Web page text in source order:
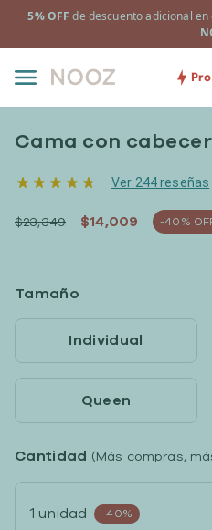
+ Almohadas Essential 2
Cama con
Ver 244 reseñas
$23,349 $14,009 -40%
Tamaño
Individual
Queen
Cantidad (Más compras,
1 unidad -40%